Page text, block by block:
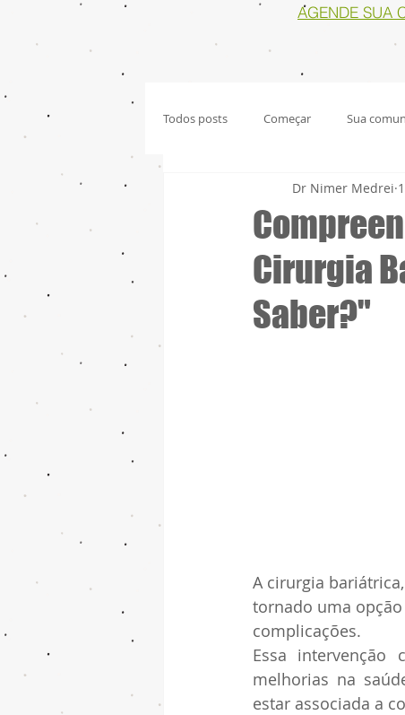
AGENDE SUA
Todos posts Começar Sua
Cirurgia
Saber?"
Dr Nimer Medrei
A cirurgia
tornado uma
complicações.
Essa
melhorias na
estar associada a